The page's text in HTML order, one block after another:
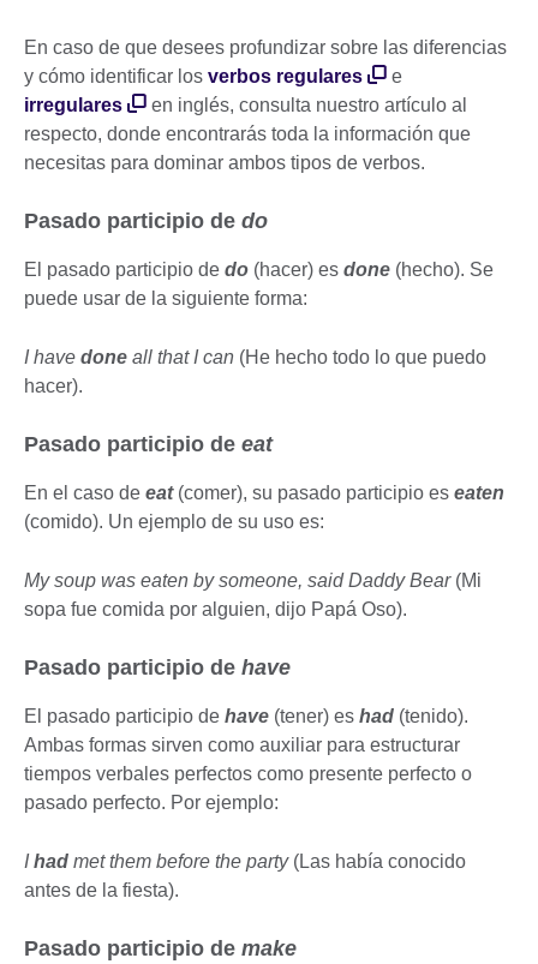
En caso de que desees profundizar sobre las diferencias
y cómo identificar los verbos regulares
e
irregulares
en inglés, consulta nuestro artículo al
respecto, donde encontrarás toda la información que
necesitas para dominar ambos tipos de verbos.
Pasado participio de do
El pasado participio de do (hacer) es done (hecho). Se
puede usar de la siguiente forma:
I have done all that I can (He hecho todo lo que puedo
hacer).
Pasado participio de eat
En el caso de eat (comer), su pasado participio es eaten
(comido). Un ejemplo de su uso es:
My soup was eaten by someone, said Daddy Bear (Mi
sopa fue comida por alguien, dijo Papá Oso).
Pasado participio de have
El pasado participio de have (tener) es had (tenido).
Ambas formas sirven como auxiliar para estructurar
tiempos verbales perfectos como presente perfecto o
pasado perfecto. Por ejemplo:
Ihad met them before the party (Las había conocido
antes de la fiesta).
Pasado participio de make